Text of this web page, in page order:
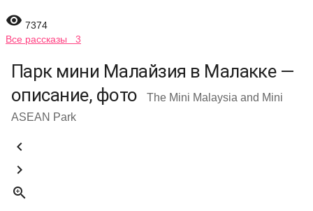
 7374
Все рассказы 3
Парк мини Малайзия в Малакке —
описание, фото
The Mini Malaysia and Mini
ASEAN Park


